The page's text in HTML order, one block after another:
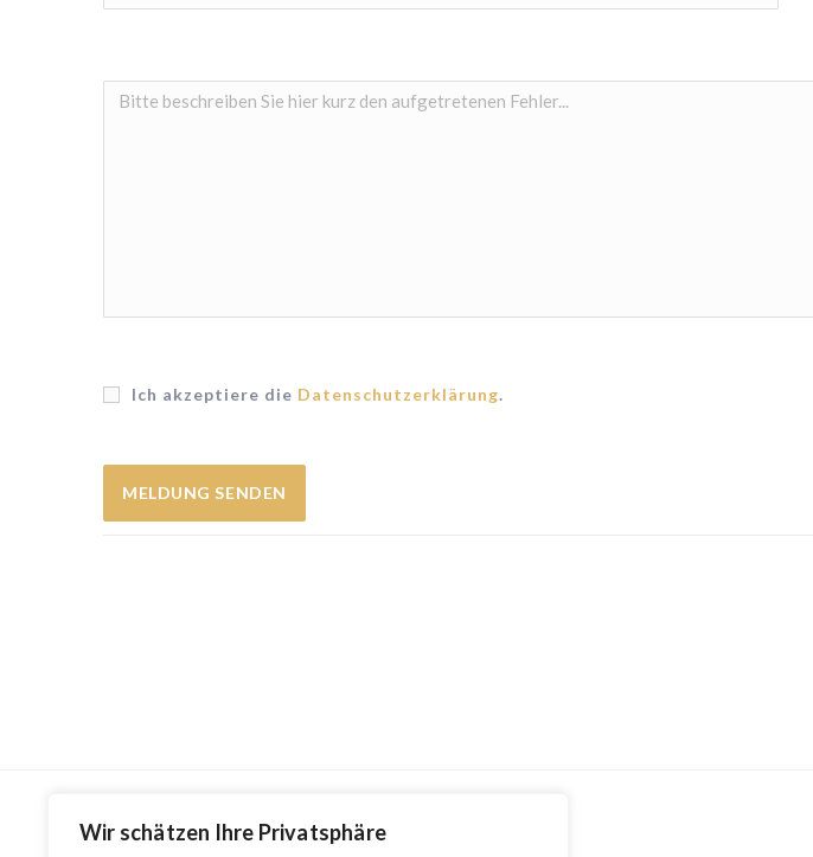
Wir schätzen Ihre Privatsphäre
Ich akzeptiere die Datenschutzerklärung.